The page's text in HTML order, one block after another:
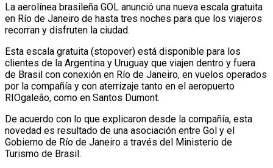
La aerolínea brasileña GOL anunció una nueva escala gratuita
en Río de Janeiro de hasta tres noches para que los viajeros
recorran y disfruten la ciudad.
Esta escala gratuita (stopover) está disponible para los
clientes de la Argentina y Uruguay que viajen dentro y fuera
de Brasil con conexión en Río de Janeiro, en vuelos operados
por la compañía y con aterrizaje tanto en el aeropuerto
RIOgaleão, como en Santos Dumont.
De acuerdo con lo que explicaron desde la compañía, esta
novedad es resultado de una asociación entre Gol y el
Gobierno de Río de Janeiro a través del Ministerio de
Turismo de Brasil.